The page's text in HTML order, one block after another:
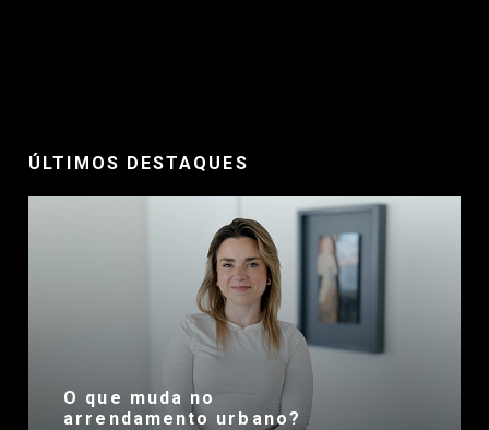
ÚLTIMOS DESTAQUES
O que muda no
arrendamento urbano?